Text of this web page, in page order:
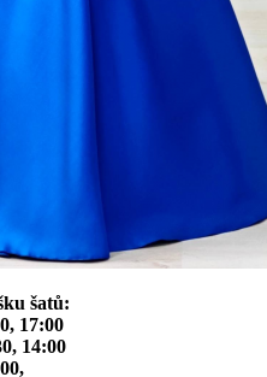
šatů:
17:00
14:00